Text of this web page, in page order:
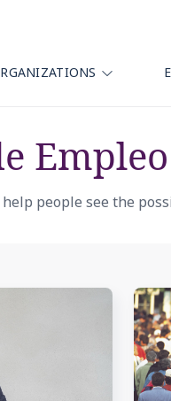
Empleo
people see the